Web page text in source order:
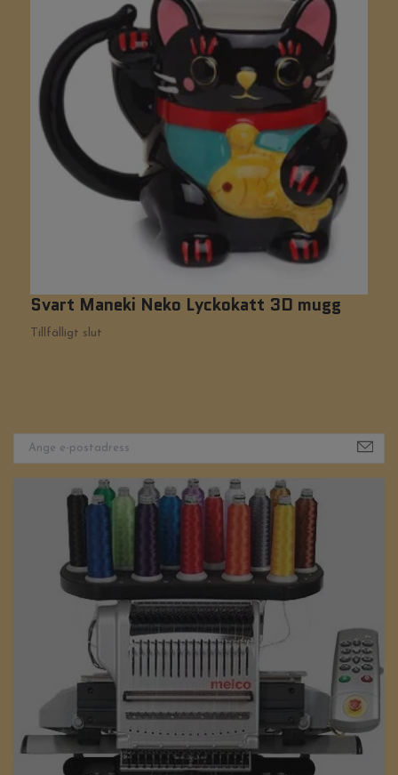
Svart Maneki Neko Lyckokatt 3D mugg
Tillfälligt slut